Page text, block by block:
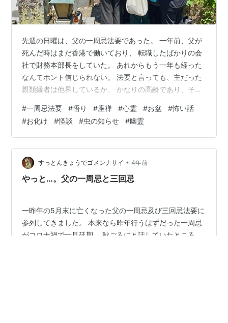
先週の日曜は、父の一周忌法要であった。 一年前、父が
死んだ時はまだ香港で働いており、 転職したばかりの会
社で財務本部長をしていた。 あれからもう一年も経った
なんてホント信じられない。 法要と言っても、主だった
親類縁者は他界しているか、 かなりの高齢であり、それ
つましい法要となった。 お坊さんに来てもらい、お経を
あげてもらうのだが、 これがまるまる一時間くらい続
き、その後墓前でも、 炎天下の中、３０分くらい読経を
してもらった。 以前の僕だったら 「もうこの坊主、念仏
長いねん！」 と思っていただろうが、今回は、首から上
に、 読経の音そのものの在り…
#一周忌法要 #悟り #座禅 #心霊 #お盆 #怖い話
#お化け #怪談 #虫の知らせ #幽霊
すっとんきょうでゴメンナサイ • 4年前
やっと…。父の一周忌と三回忌